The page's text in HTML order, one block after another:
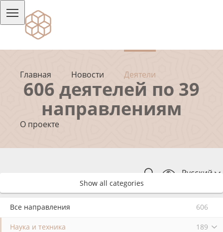
Главная Новости Деятели
О проекте
Русский
606 деятелей по 39
направлениям
Show all categories
Все направления 606
Наука и техника 189